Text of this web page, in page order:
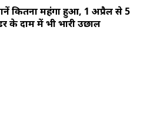
कितना महंगा हुआ, 1 अप्रैल से 5
के दाम में भी भारी उछाल